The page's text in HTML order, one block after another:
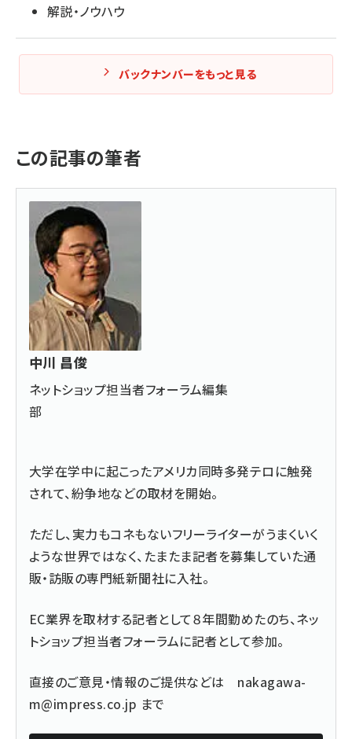
解説・ノウハウ
バックナンバーをもっと見る
この記事の筆者
中川 昌俊
ネットショップ担当者フォーラム編集
部
大学在学中に起こったアメリカ同時多発テロに触発
されて、紛争地などの取材を開始。
ただし、実力もコネもないフリーライターがうまくいく
ような世界ではなく、たまたま記者を募集していた通
販・訪販の専門紙新聞社に入社。
EC業界を取材する記者として８年間勤めたのち、ネッ
トショップ担当者フォーラムに記者として参加。
直接のご意見・情報のご提供などは nakagawa-
m@impress.co.jp まで